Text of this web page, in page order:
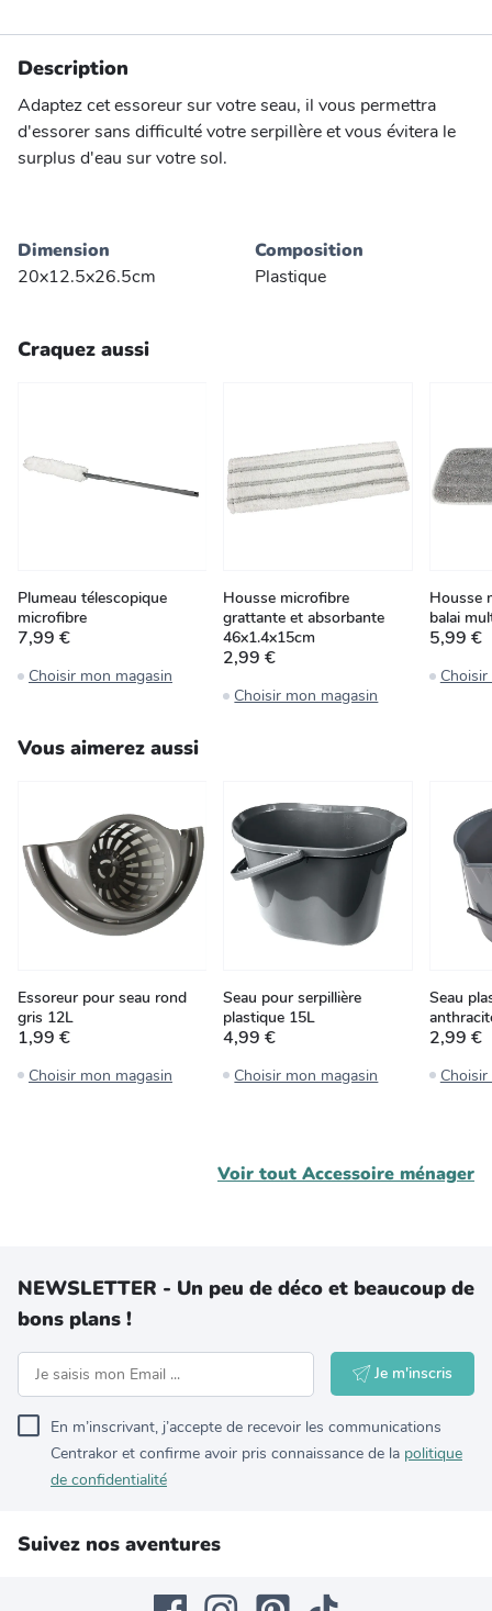
Description
Adaptez cet essoreur sur votre seau, il vous permettra
d'essorer sans difficulté votre serpillère et vous évitera le
surplus d'eau sur votre sol.
Dimension
20x12.5x26.5cm
Composition
Plastique
Craquez aussi
Plumeau télescopique
microfibre
7,99 €
Choisir mon magasin
Housse microfibre
grattante et absorbante
46x1.4x15cm
2,99 €
Choisir mon magasin
Housse
balai
5,99 €
Vous aimerez aussi
Essoreur pour seau rond
gris 12L
1,99 €
Choisir mon magasin
Seau pour serpillière
plastique 15L
4,99 €
Choisir mon magasin
Seau
2,99 €
Voir tout Accessoire ménager
NEWSLETTER - Un peu de déco et beaucoup de
bons plans !
Je m'inscris
En m’inscrivant, j’accepte de recevoir les communications
Centrakor et confirme avoir pris connaissance de la politique
de confidentialité
Suivez nos aventures